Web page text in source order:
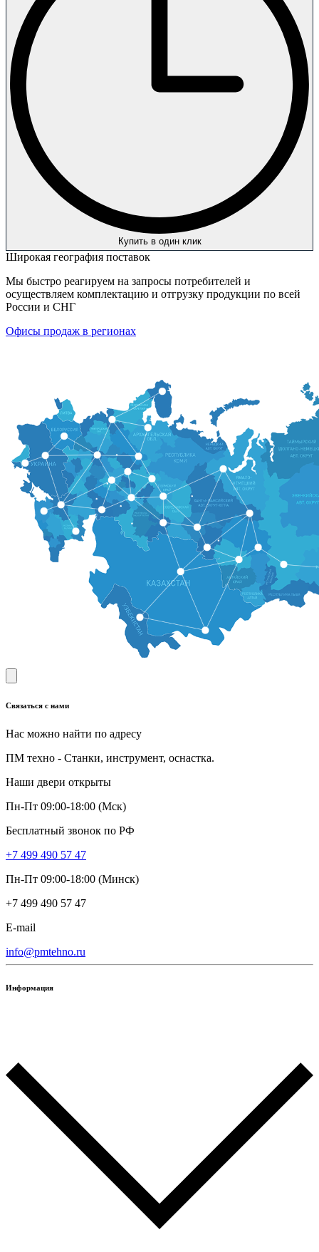
Купить в один клик
Широкая география поставок
Мы быстро реагируем на запросы потребителей и
осуществляем комплектацию и отгрузку продукции по всей
России и СНГ
Офисы продаж в регионах
Связаться с нами
Нас можно найти по адресу
ПМ техно - Станки, инструмент, оснастка.
Наши двери открыты
Пн-Пт 09:00-18:00 (Мск)
Бесплатный звонок по РФ
+7 499 490 57 47
Пн-Пт 09:00-18:00 (Минск)
+7 499 490 57 47
E-mail
info@pmtehno.ru
Информация